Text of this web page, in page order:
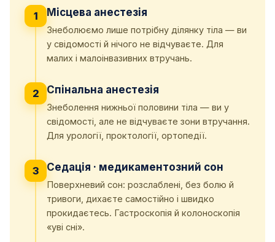
1 Місцева анестезія
Знеболюємо лише потрібну ділянку тіла — ви
у свідомості й нічого не відчуваєте. Для
малих і малоінвазивних втручань.
2 Спінальна анестезія
Знеболення нижньої половини тіла — ви у
свідомості, але не відчуваєте зони втручання.
Для урології, проктології, ортопедії.
3 Седація · медикаментозний сон
Поверхневий сон: розслаблені, без болю й
тривоги, дихаєте самостійно і швидко
прокидаєтесь. Гастроскопія й колоноскопія
«уві сні».